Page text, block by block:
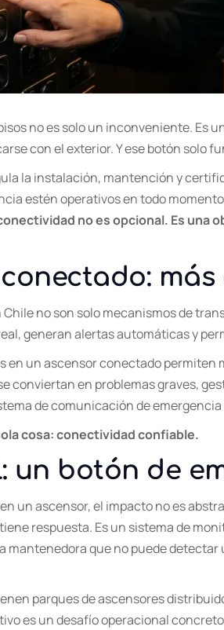
no es solo un inconveniente. Es
con el exterior. Y ese botón solo
la instalación, mantención y
estén operativos en todo
no es opcional. Es una
no son solo mecanismos de
generan alertas automáticas y
en un ascensor conectado
conviertan en problemas graves,
de comunicación de
cosa: conectividad confiable.
un botón de
un ascensor, el impacto no es
respuesta. Es un sistema de
mantenedora que no puede
parques de ascensores
es un desafío operacional